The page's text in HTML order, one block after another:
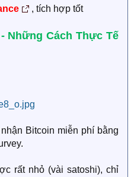
, tích hợp tốt
Những Cách Thực Tế​
Bitcoin miễn phí bằng
rất nhỏ (vài satoshi), chỉ